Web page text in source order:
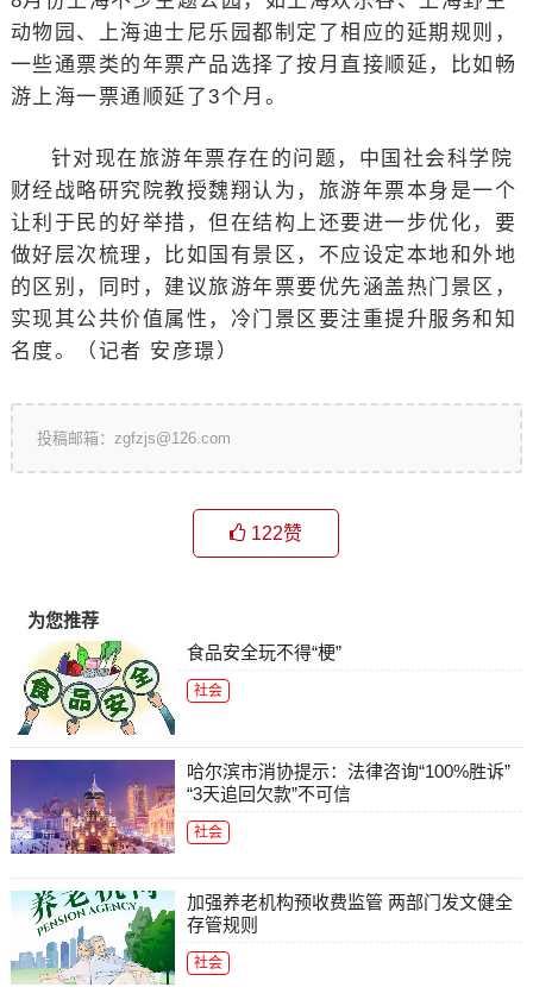
动物园、上海迪士尼乐园都制定了相应的延期规则，
一些通票类的年票产品选择了按月直接顺延，比如畅
游上海一票通顺延了3个月。
针对现在旅游年票存在的问题，中国社会科学院
财经战略研究院教授魏翔认为，旅游年票本身是一个
让利于民的好举措，但在结构上还要进一步优化，要
做好层次梳理，比如国有景区，不应设定本地和外地
的区别，同时，建议旅游年票要优先涵盖热门景区，
实现其公共价值属性，冷门景区要注重提升服务和知
名度。（记者 安彦璟）
投稿邮箱：zgfzjs@126.com
122赞
为您推荐
食品安全玩不得“梗”
社会
哈尔滨市消协提示：法律咨询“100%胜诉”
“3天追回欠款”不可信
社会
加强养老机构预收费监管 两部门发文健全
存管规则
社会